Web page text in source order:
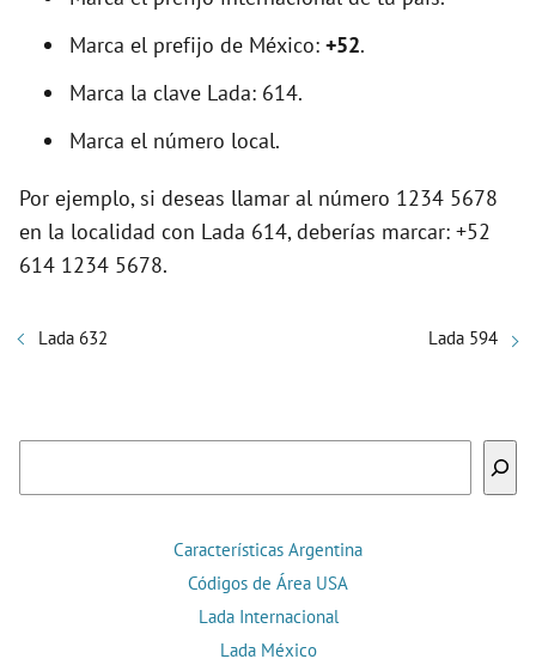
Marca el prefijo de México: +52.
Marca la clave Lada: 614.
Marca el número local.
Por ejemplo, si deseas llamar al número 1234 5678
en la localidad con Lada 614, deberías marcar: +52
614 1234 5678.
Lada 632 Lada 594
Características Argentina
Códigos de Área USA
Lada Internacional
Lada México